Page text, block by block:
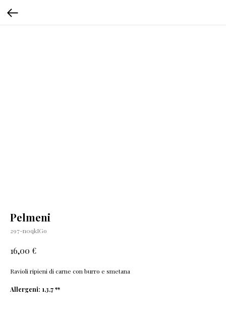
Pelmeni
297-n0qkIGo
16,00 €
Ravioli ripieni di carne con burro e smetana
Allergeni: 1,3,7 **